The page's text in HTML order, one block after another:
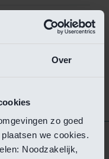
Over
zo goed
we cookies.
Noodzakelijk,